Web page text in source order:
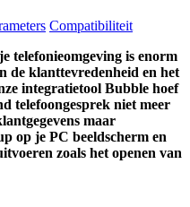
Compatibiliteit
telefonieomgeving is enorm
de klanttevredenheid en het
integratietool Bubble hoef
telefoongesprek niet meer
maar
op je PC beeldscherm en
zoals het openen van